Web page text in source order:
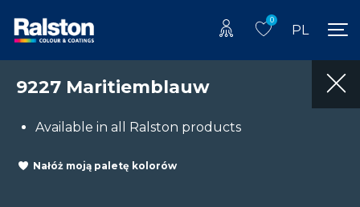
0
PL
9227 Maritiemblauw
Available in all Ralston products
Nałóż moją paletę kolorów